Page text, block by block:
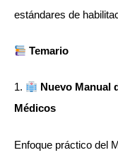
estándares de
Temario
1️.
Nuevo Manual
Médicos
Enfoque práctico del